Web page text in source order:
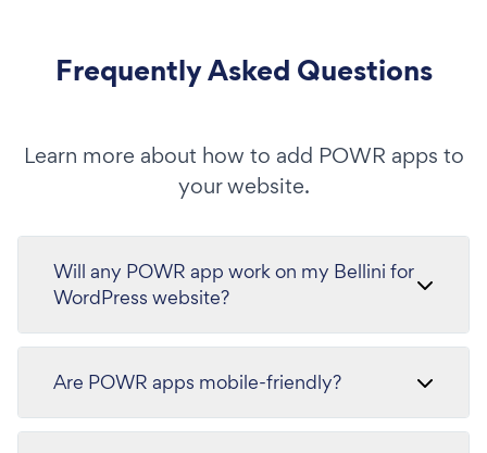
Frequently Asked Questions
Learn more about how to add POWR apps to
your website.
Will any POWR app work on my Bellini for
WordPress website?
Are POWR apps mobile-friendly?